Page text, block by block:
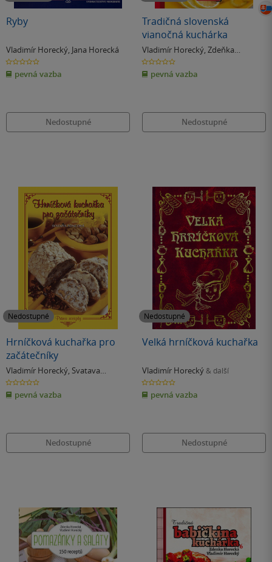
Ryby
Vladimír Horecký, Jana Horecká
0.0
z
5
hvězdiček
pevná vazba
Nedostupné
Tradičná slovenská
vianočná kuchárka
Vladimír Horecký, Zdeňka
Horecká
0.0
z
5
hvězdiček
pevná vazba
Nedostupné
Nedostupné
Hrníčková kuchařka pro
začátečníky
Vladimír Horecký, Svatava
Poncová
0.0
z
5
hvězdiček
pevná vazba
Nedostupné
Nedostupné
Velká hrníčková kuchařka
Vladimír Horecký & další
0.0
z
5
hvězdiček
pevná vazba
Nedostupné